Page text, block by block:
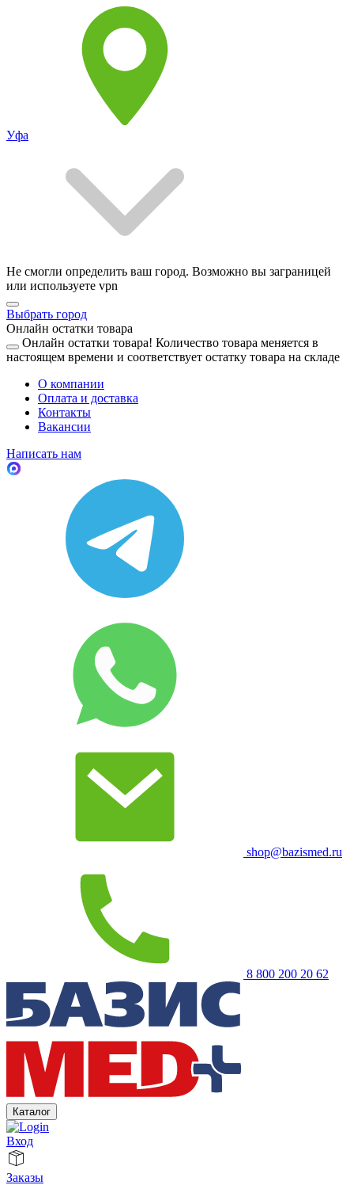
Уфа
Не смогли определить ваш город. Возможно вы заграницей
или используете vpn
Выбрать город
Онлайн остатки товара
Онлайн остатки товара! Количество товара меняется в
настоящем времени и соответствует остатку товара на складе
О компании
Оплата и доставка
Контакты
Вакансии
Написать нам
shop@bazismed.ru
8 800 200 20 62
Каталог
Вход
Заказы